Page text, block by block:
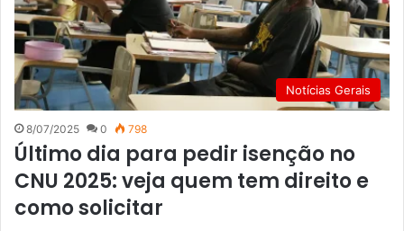
Notícias Gerais
8/07/2025 0 798
Último dia para pedir isenção no
CNU 2025: veja quem tem direito e
como solicitar